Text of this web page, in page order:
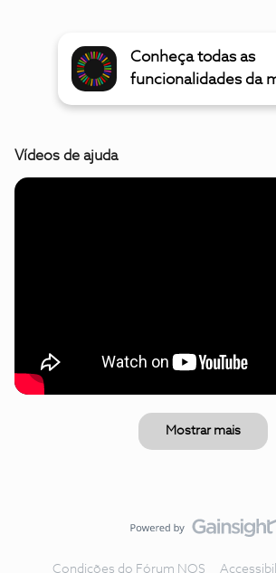
Conheça todas as
funcionalidades da
Vídeos de ajuda
Mostrar mais
Condições do Fórum NOS